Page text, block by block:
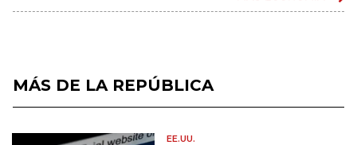
MÁS DE LA REPÚBLICA
EE.UU.